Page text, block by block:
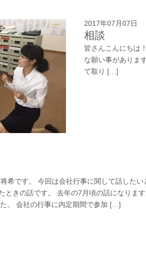
2017年07月07日
相談
皆さんこんにちは
な願い事があり
て取り […]
希です。 今回は会社行事に関して話したい
ときの話です。 去年の7月頃の話になりま
。 会社の行事に内定期間で参加 […]